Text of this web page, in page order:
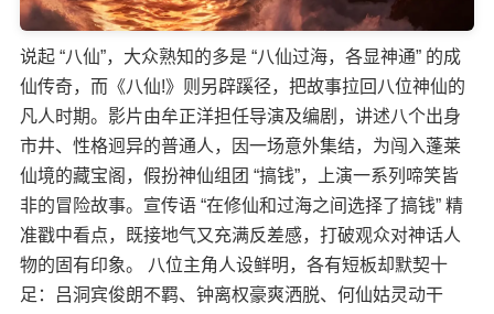
说起 “八仙”，大众熟知的多是 “八仙过海，各显神通” 的成
仙传奇，而《八仙!》则另辟蹊径，把故事拉回八位神仙的
凡人时期。影片由牟正洋担任导演及编剧，讲述八个出身
市井、性格迥异的普通人，因一场意外集结，为闯入蓬莱
仙境的藏宝阁，假扮神仙组团 “搞钱”，上演一系列啼笑皆
非的冒险故事。宣传语 “在修仙和过海之间选择了搞钱” 精
准戳中看点，既接地气又充满反差感，打破观众对神话人
物的固有印象。 八位主角人设鲜明，各有短板却默契十
足：吕洞宾俊朗不羁、钟离权豪爽洒脱、何仙姑灵动干